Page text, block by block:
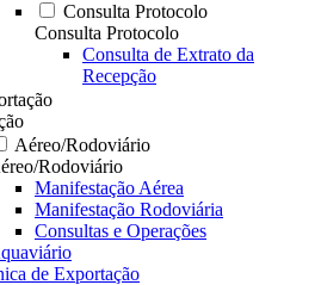
Consulta Protocolo
Consulta Protocolo
Consulta de Extrato da
Recepção
Aéreo/Rodoviário
Rodoviário
Manifestação Aérea
Manifestação Rodoviária
Consultas e Operações
de Exportação